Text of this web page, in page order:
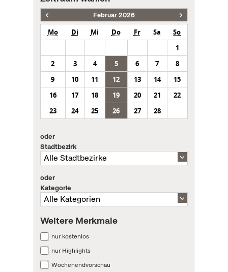
Februar 2026
Mo Di Mi Do Fr Sa
So
1
2
3 4 5 6 7
8
9
10 11 12 13 14
15
16
17 18 19 20 21
22
23
24 25 26 27 28
oder
Stadtbezirk
oder
Kategorie
Weitere Merkmale
nur kostenlos
nur Highlights
Wochenendvorschau